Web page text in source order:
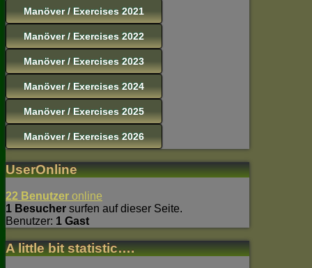
Manöver / Exercises 2021
Manöver / Exercises 2022
Manöver / Exercises 2023
Manöver / Exercises 2024
Manöver / Exercises 2025
Manöver / Exercises 2026
UserOnline
22 Benutzer online
1 Besucher surfen auf dieser Seite.
Benutzer: 1 Gast
A little bit statistic….